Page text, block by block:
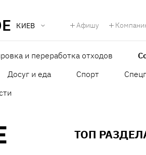
КИЕВ Афишу
и переработка отходов
Досуг и еда Спорт
ТОП